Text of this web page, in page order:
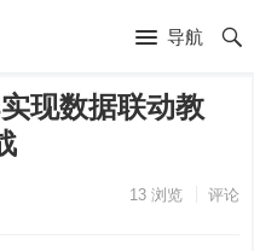
导航
现数据联动教
13浏览 评论